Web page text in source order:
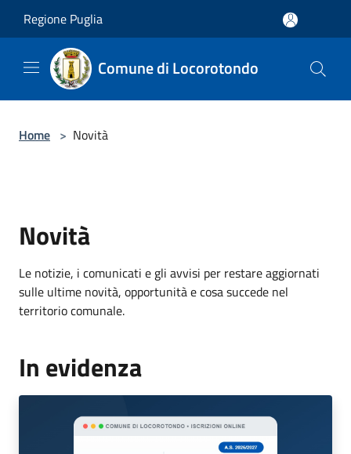
Regione Puglia
Comune di Locorotondo
Home > Novità
Novità
Le notizie, i comunicati e gli avvisi per restare aggiornati
sulle ultime novità, opportunità e cosa succede nel
territorio comunale.
In evidenza